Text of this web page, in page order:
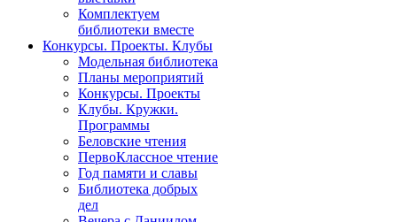
Комплектуем
библиотеки вместе
Конкурсы. Проекты. Клубы
Модельная библиотека
Планы мероприятий
Конкурсы. Проекты
Клубы. Кружки.
Программы
Беловские чтения
ПервоКлассное чтение
Год памяти и славы
Библиотека добрых
дел